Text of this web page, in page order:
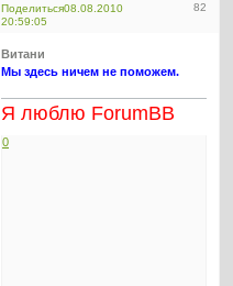
Поделиться 82
08.08.2010
20:59:05
Витани
Мы здесь ничем не поможем.
Я люблю ForumBB
0